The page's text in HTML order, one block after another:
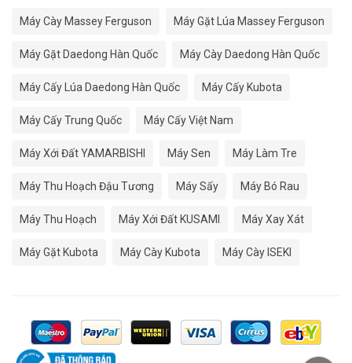
Máy Cày Massey Ferguson Máy Gặt Lúa Massey Ferguson
Máy Gặt Daedong Hàn Quốc Máy Cày Daedong Hàn Quốc
Máy Cấy Lúa Daedong Hàn Quốc Máy Cấy Kubota
Máy Cấy Trung Quốc Máy Cấy Việt Nam
Máy Xới Đất YAMARBISHI Máy Sen Máy Làm Tre
Máy Thu Hoạch Đậu Tương Máy Sấy Máy Bó Rau
Máy Thu Hoạch Máy Xới Đất KUSAMI Máy Xay Xát
Máy Gặt Kubota Máy Cày Kubota Máy Cày ISEKI